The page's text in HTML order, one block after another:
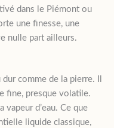
dans le Piémont ou
une finesse, une
nulle part ailleurs.
comme de la pierre. Il
fine, presque volatile.
d’eau. Ce que
liquide classique,